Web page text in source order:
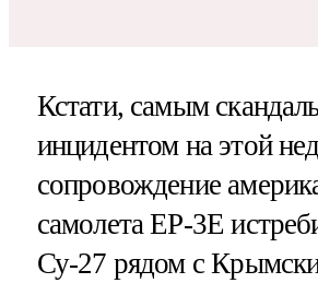
Кстати, самым
инцидентом на этой
сопровождение
самолета ЕР-3Е
Су-27 рядом с